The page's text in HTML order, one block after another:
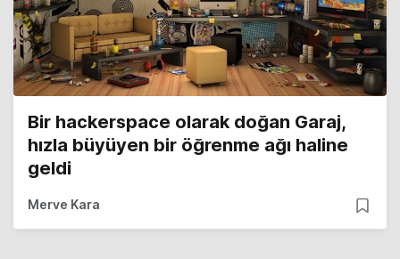
Bir hackerspace olarak doğan Garaj,
hızla büyüyen bir öğrenme ağı haline
geldi
Merve Kara